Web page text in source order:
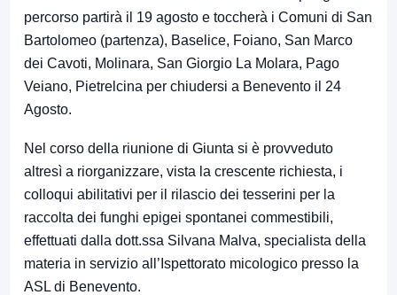
percorso partirà il 19 agosto e toccherà i Comuni di San
Bartolomeo (partenza), Baselice, Foiano, San Marco
dei Cavoti, Molinara, San Giorgio La Molara, Pago
Veiano, Pietrelcina per chiudersi a Benevento il 24
Agosto.
Nel corso della riunione di Giunta si è provveduto
altresì a riorganizzare, vista la crescente richiesta, i
colloqui abilitativi per il rilascio dei tesserini per la
raccolta dei funghi epigei spontanei commestibili,
effettuati dalla dott.ssa Silvana Malva, specialista della
materia in servizio all’Ispettorato micologico presso la
ASL di Benevento.